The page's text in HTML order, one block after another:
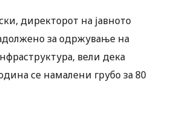
директорот на јавното
за одржување на
вели дека
се намалени грубо за 80